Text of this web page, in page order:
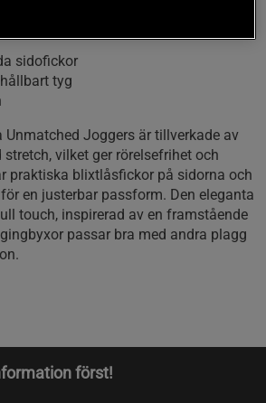
sidofickor
tyg
Unmatched Joggers är tillverkade av
vilket ger rörelsefrihet och
praktiska blixtlåsfickor på sidorna och
en justerbar passform. Den eleganta
touch, inspirerad av en framstående
passar bra med andra plagg
först!